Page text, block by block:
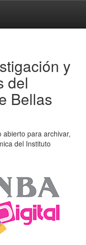
y
del
Bellas
abierto para archivar,
del Instituto